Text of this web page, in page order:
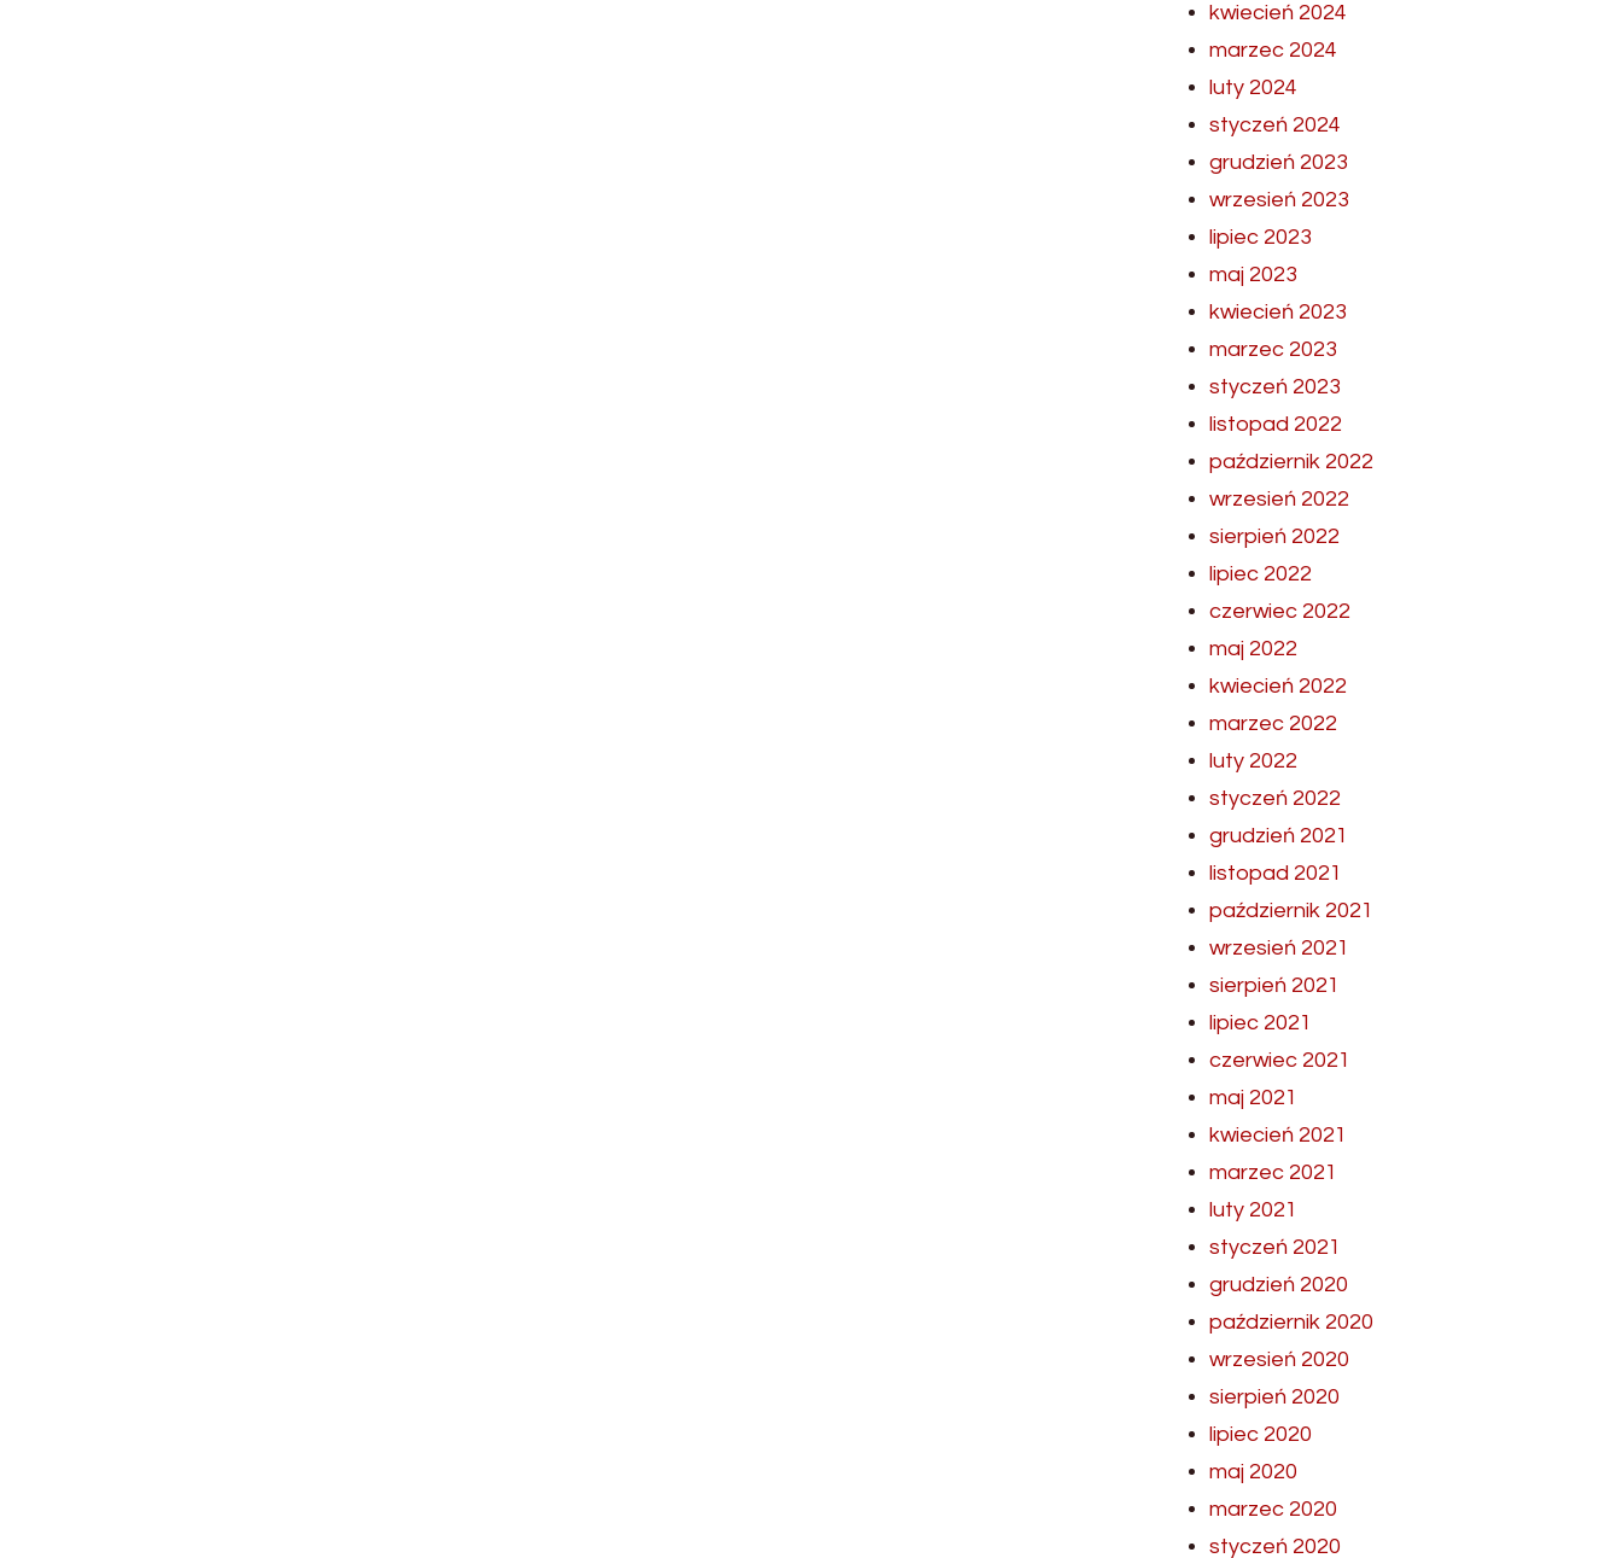
kwiecień 2024
marzec 2024
luty 2024
styczeń 2024
grudzień 2023
wrzesień 2023
lipiec 2023
maj 2023
kwiecień 2023
marzec 2023
styczeń 2023
listopad 2022
październik 2022
wrzesień 2022
sierpień 2022
lipiec 2022
czerwiec 2022
maj 2022
kwiecień 2022
marzec 2022
luty 2022
styczeń 2022
grudzień 2021
listopad 2021
październik 2021
wrzesień 2021
sierpień 2021
lipiec 2021
czerwiec 2021
maj 2021
kwiecień 2021
marzec 2021
luty 2021
styczeń 2021
grudzień 2020
październik 2020
wrzesień 2020
sierpień 2020
lipiec 2020
maj 2020
marzec 2020
styczeń 2020